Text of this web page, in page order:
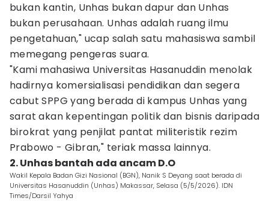
bukan kantin, Unhas bukan dapur dan Unhas
bukan perusahaan. Unhas adalah ruang ilmu
pengetahuan," ucap salah satu mahasiswa sambil
memegang pengeras suara.
"Kami mahasiwa Universitas Hasanuddin menolak
hadirnya komersialisasi pendidikan dan segera
cabut SPPG yang berada di kampus Unhas yang
sarat akan kepentingan politik dan bisnis daripada
birokrat yang penjilat pantat militeristik rezim
Prabowo - Gibran," teriak massa lainnya.
2. Unhas bantah ada ancam D.O
Wakil Kepala Badan Gizi Nasional (BGN), Nanik S Deyang saat berada di
Universitas Hasanuddin (Unhas) Makassar, Selasa (5/5/2026). IDN
Times/Darsil Yahya